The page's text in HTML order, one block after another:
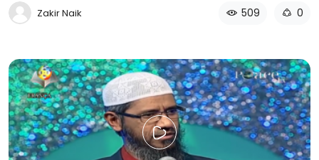
Zakir Naik 509 0